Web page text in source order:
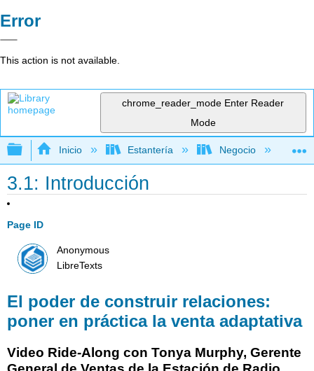
Error
This action is not available.
chrome_reader_mode Enter Reader
Mode
Expandir/contraer jerarquía global
Inicio Estantería Negocio
3.1: Introducción
Page ID
Anonymous
LibreTexts
El poder de construir relaciones:
poner en práctica la venta adaptativa
Video Ride-Along con Tonya Murphy, Gerente